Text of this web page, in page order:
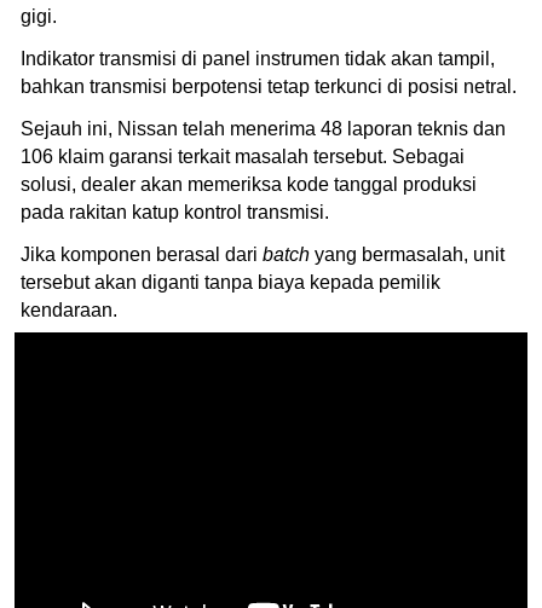
gigi.
Indikator transmisi di panel instrumen tidak akan tampil,
bahkan transmisi berpotensi tetap terkunci di posisi netral.
Sejauh ini, Nissan telah menerima 48 laporan teknis dan
106 klaim garansi terkait masalah tersebut. Sebagai
solusi, dealer akan memeriksa kode tanggal produksi
pada rakitan katup kontrol transmisi.
Jika komponen berasal dari batch yang bermasalah, unit
tersebut akan diganti tanpa biaya kepada pemilik
kendaraan.